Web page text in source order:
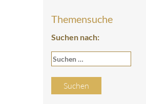
Themensuche
Suchen nach: